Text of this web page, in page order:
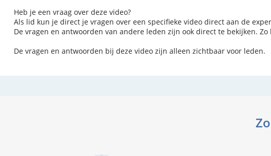
Heb je een vraag over deze video?
Als lid kun je direct je vragen over een specifieke video direct aan de
De vragen en antwoorden van andere leden zijn ook direct te bekijken.
De vragen en antwoorden bij deze video zijn alleen zichtbaar voor leden.